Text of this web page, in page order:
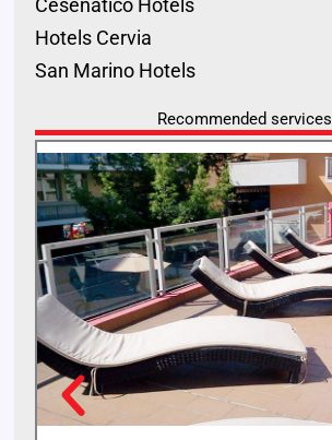
Hotels Cervia
San Marino Hotels
Recommended services